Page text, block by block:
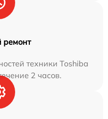
ремонт
техники Toshiba
2 часов.